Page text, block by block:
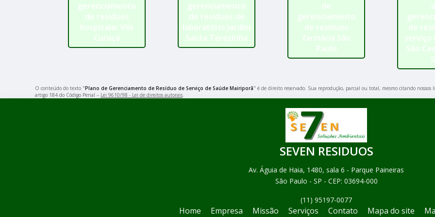
gerenciamento
de resíduos
hospitalar Vila
Curuçá
gerenciamento
de resíduos de
laboratório Jardim
Santa Terezinha
de
gerenciamento
de resíduos
farmácia São
Paulo
de
serviço
São
O conteúdo do texto "Plano de Gerenciamento de Resíduo de Serviço de Saúde Mairiporã" é de direito reservado. Sua reprodução, parcial ou total, mesmo citando
artigo 184 do Código Penal – Lei 9610/98 - Lei de direitos autorais
SEVEN RESIDUOS
Av. Águia de Haia, 1480, sala 6 - Parque Paineiras
São Paulo - SP - CEP: 03694-000
(11) 95197-0077
Home Empresa Missão Serviços Contato Mapa do site